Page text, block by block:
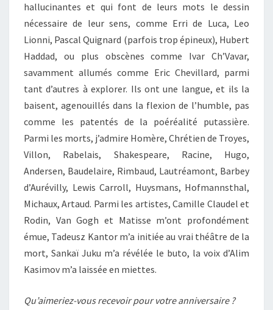
hallucinantes et qui font de leurs mots le dessin
nécessaire de leur sens, comme Erri de Luca, Leo
Lionni, Pascal Quignard (parfois trop épineux), Hubert
Haddad, ou plus obscènes comme Ivar Ch’Vavar,
savamment allumés comme Eric Chevillard, parmi
tant d’autres à explorer. Ils ont une langue, et ils la
baisent, agenouillés dans la flexion de l’humble, pas
comme les patentés de la poéréalité putassière.
Parmi les morts, j’admire Homère, Chrétien de Troyes,
Villon, Rabelais, Shakespeare, Racine, Hugo,
Andersen, Baudelaire, Rimbaud, Lautréamont, Barbey
d’Aurévilly, Lewis Carroll, Huysmans, Hofmannsthal,
Michaux, Artaud. Parmi les artistes, Camille Claudel et
Rodin, Van Gogh et Matisse m’ont profondément
émue, Tadeusz Kantor m’a initiée au vrai théâtre de la
mort, Sankaï Juku m’a révélée le buto, la voix d’Alim
Kasimov m’a laissée en miettes.
Qu’aimeriez-vous recevoir pour votre anniversaire ?